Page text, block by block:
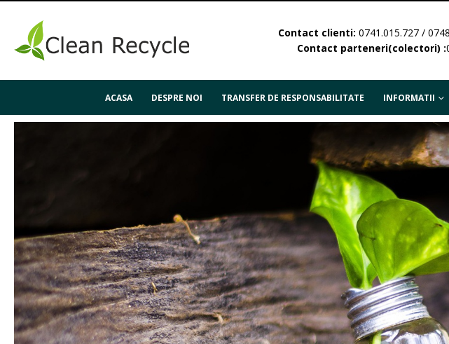
Contact clienti: 0741.015.727 /
Contact parteneri(colectori) :
ACASA DESPRE NOI TRANSFER DE RESPONSABILITATE INFORMATII